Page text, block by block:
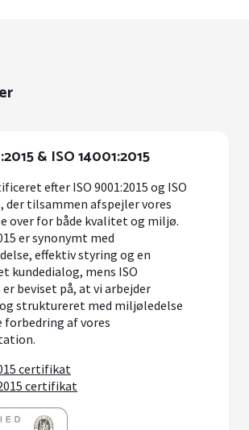
& ISO 14001:2015
efter ISO 9001:2015 og ISO
der tilsammen afspejler vores
over for både kvalitet og miljø.
er synonymt med
effektiv styring og en
kundedialog, mens ISO
er beviset på, at vi arbejder
struktureret med miljøledelse
forbedring af vores
certifikat
certifikat